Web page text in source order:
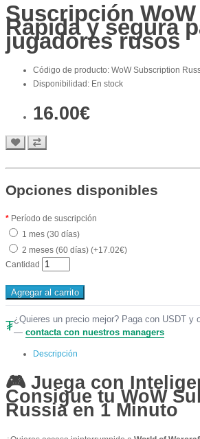
Suscripción
Rápida y segura
jugadores rusos
Código de producto: WoW Subscription
Disponibilidad: En stock
16.00€
Opciones disponibles
Período de suscripción
1 mes (30 días)
2 meses (60 días) (+17.02€)
Cantidad
Agregar al carrito
₮¿Quieres un precio mejor? Paga con USDT y
— contacta con nuestros managers
Descripción
🎮 Juega con
Consigue tu WoW
Russia en 1 Minuto